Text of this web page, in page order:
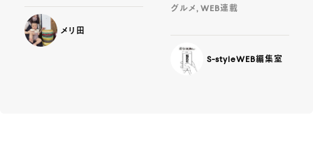
メリ田
グルメ, WEB連載
S-styleWEB編集室